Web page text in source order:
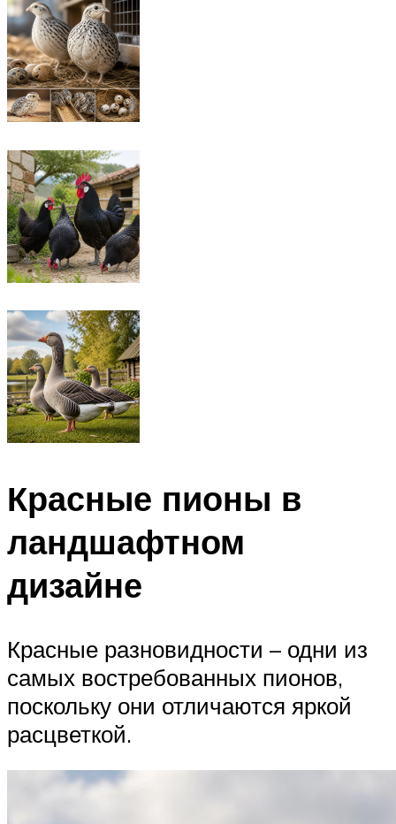
Красные пионы в
ландшафтном
дизайне
Красные разновидности – одни из
самых востребованных пионов,
поскольку они отличаются яркой
расцветкой.